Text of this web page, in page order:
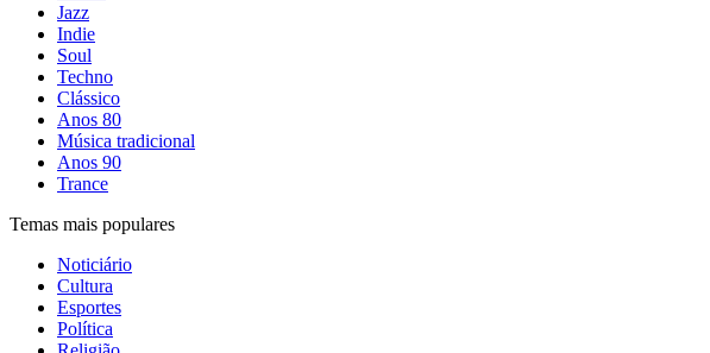
Jazz
Indie
Soul
Techno
Clássico
Anos 80
Música tradicional
Anos 90
Trance
Temas mais populares
Noticiário
Cultura
Esportes
Política